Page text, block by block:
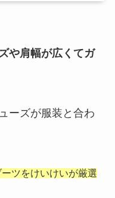
や肩幅が広くてガ
ーズが服装と合わ
ツをけいけいが厳選